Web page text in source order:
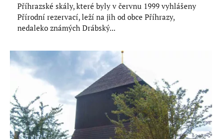
Příhrazské skály, které byly v červnu 1999 vyhlášeny
Přírodní rezervací, leží na jih od obce Příhrazy,
nedaleko známých Drábský...